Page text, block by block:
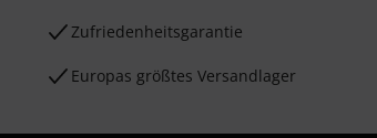
Zufriedenheitsgarantie
Europas größtes Versandlager